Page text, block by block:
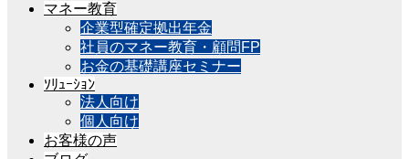
マネー教育
企業型確定拠出年金
社員のマネー教育・顧問FP
お金の基礎講座セミナー
ｿﾘｭｰｼｮﾝ
法人向け
個人向け
お客様の声